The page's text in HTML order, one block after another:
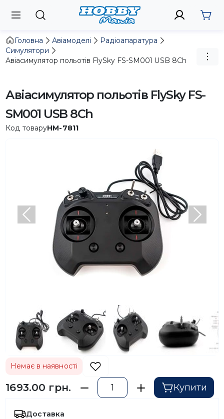
Головна Авіамоделі
Радіоапаратура
Симулятори
Авіасимулятор польотів FlySky FS-SM001 USB 8Ch
Авіасимулятор польотів FlySky FS-
SM001 USB 8Ch
Код товаруHM-7811
Попередній
Немає в наявності
1693.00 грн. Купити
Доставка